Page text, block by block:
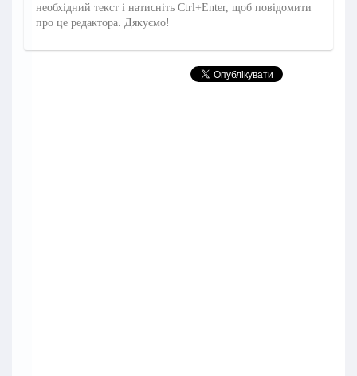
необхідний текст і натисніть Ctrl+Enter, щоб повідомити
про це редактора. Дякуємо!